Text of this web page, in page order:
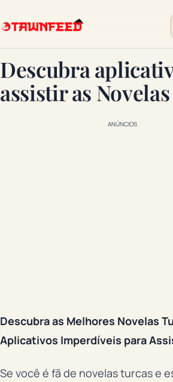
Descubra
assistir as
ANÚNCIOS
Descubra as Melhores Novelas
Aplicativos Imperdíveis para
Se você é fã de novelas turcas e